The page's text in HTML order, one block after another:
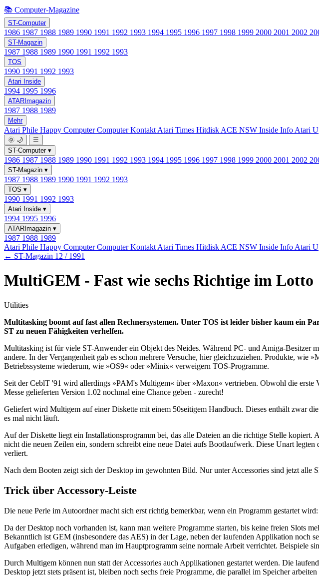
📚 Computer-Magazine
ST-Computer
1986 1987 1988 1989 1990 1991 1992 1993 1994 1995 1996 1997 1998 1999 2000 2001 2002
ST-Magazin
1987 1988 1989 1990 1991 1992 1993
TOS
1990 1991 1992 1993
Atari Inside
1994 1995 1996
ATARImagazin
1987 1988 1989
Mehr
Atari Phile Happy ComputerComputer Kontakt Atari Times Hitdisk ACE NSW Inside Info Atari
🌞 🌙
☰
ST-Computer ▾
1986 1987 1988 1989 1990 1991 1992 1993 1994 1995 1996 1997 1998 1999 2000 2001 2002
ST-Magazin ▾
1987 1988 1989 1990 1991 1992 1993
TOS ▾
1990 1991 1992 1993
Atari Inside ▾
1994 1995 1996
ATARImagazin ▾
1987 1988 1989
Atari Phile Happy ComputerComputer Kontakt Atari Times Hitdisk ACE NSW Inside Info Atari
← ST-Magazin 12 / 1991
MultiGEM - Fast wie sechs Richtige im Lotto
Utilities
Multitasking boomt auf fast allen Rechnersystemen. Unter TOS ist leider bisher kaum ein
ST zu neuen Fähigkeiten verhelfen.
Multitasking ist für viele ST-Anwender ein Objekt des Neides. Während PC- und Amiga-Besitzer
andere. In der Vergangenheit gab es schon mehrere Versuche, hier gleichzuziehen. Produkte,
Betriebssysteme wiederum, wie »OS9« oder »Minix« verweigern TOS-Programme.
Seit der CeblT '91 wird allerdings »PAM's Multigem« über »Maxon« vertrieben. Obwohl die
Messe gelieferten Version 1.02 nochmal eine Chance geben - zurecht!
Geliefert wird Multigem auf einer Diskette mit einem 50seitigem Handbuch. Dieses enthält zwar
es mal nicht läuft.
Auf der Diskette liegt ein Installationsprogramm bei, das alle Dateien an die richtige Stelle
nicht die neuen Zeilen ein, sondern schreibt eine neue Datei aufs Bootlaufwerk. Diese Unart
verliert.
Nach dem Booten zeigt sich der Desktop im gewohnten Bild. Nur unter Accessories sind jetzt alle
Trick über Accessory-Leiste
Die neue Perle im Autoordner macht sich erst richtig bemerkbar, wenn ein Programm gestartet
Da der Desktop noch vorhanden ist, kann man weitere Programme starten, bis keine freien Slots
Bekanntlich ist GEM (insbesondere das AES) in der Lage, neben der laufenden Applikation noch
Aufgaben erledigen, während man im Hauptprogramm seine normale Arbeit verrichtet. Beispiele
Durch Multigem können nun statt der Accessories auch Applikationen gestartet werden. Die
Desktop jetzt stets präsent ist, bleiben noch sechs freie Programme, die parallel im Speicher arbeiten